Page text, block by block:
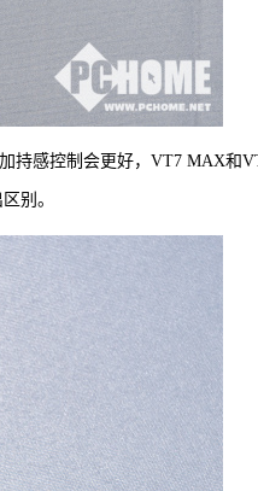
持感控制会更好，VT7 MAX和
别。